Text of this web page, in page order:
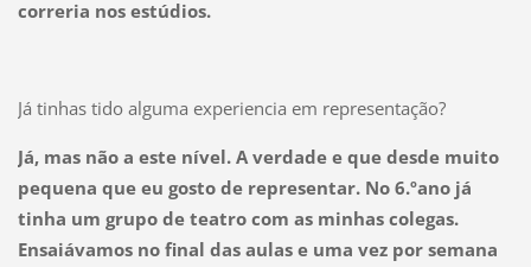
correria nos estúdios.
Já tinhas tido alguma experiencia em representação?
Já, mas não a este nível. A verdade e que desde muito
pequena que eu gosto de representar. No 6.ºano já
tinha um grupo de teatro com as minhas colegas.
Ensaiávamos no final das aulas e uma vez por semana